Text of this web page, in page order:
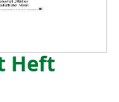
Heft